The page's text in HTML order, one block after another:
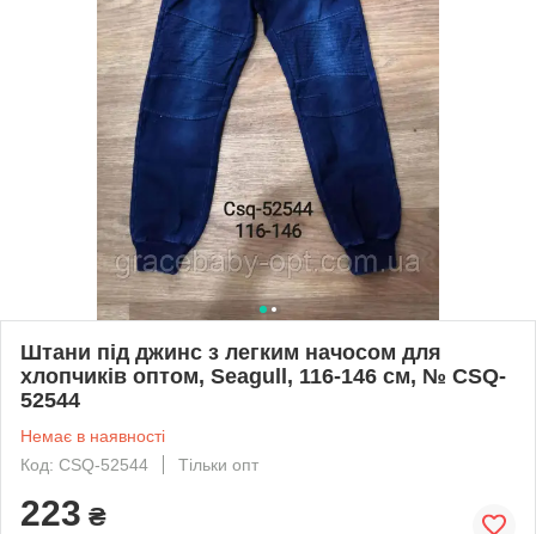
Штани під джинс з легким начосом для
хлопчиків оптом, Seagull, 116-146 см, № CSQ-
52544
Немає в наявності
Код: CSQ-52544
Тільки опт
223 ₴